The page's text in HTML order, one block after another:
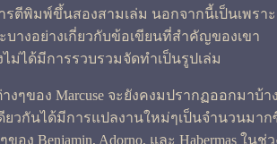
รตีพิมพ์ขึ้นสองสามเล่ม นอกจากนี้เป็นเพราะ
บางอย่างเกี่ยวกับข้อเขียนที่สำคัญของเขา
ไม่ได้มีการรวบรวมจัดทำเป็นรูปเล่ม
งๆของ Marcuse จะยังคงมปรากฏออกมาบ้า
วกันได้มีการแปลงานใหม่ๆเป็นจำนวนมาก
อง Benjamin, Adorno, และ Habermas ในช่ว